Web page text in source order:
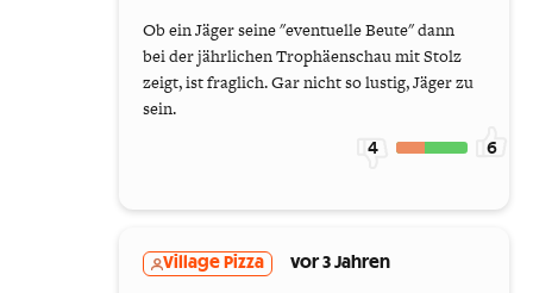
Ob ein Jäger seine "eventuelle Beute" dann
bei der jährlichen Trophäenschau mit Stolz
zeigt, ist fraglich. Gar nicht so lustig, Jäger zu
sein.
4 6
Village Pizza vor 3 Jahren